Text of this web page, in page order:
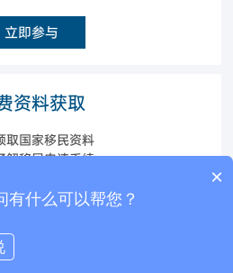
立即参与
资料获取
取国家移民资料
解移民申请手续
立即获取
在线咨询
现在有优惠活动么？×
有什么可以帮您？